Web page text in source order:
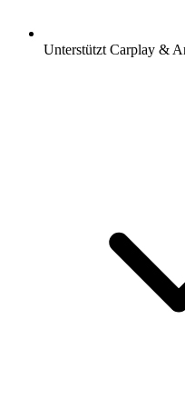
Unterstützt Carplay &